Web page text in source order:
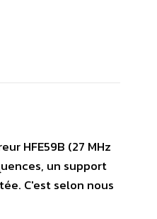
HFE59B (27 MHz
un support
C'est selon nous